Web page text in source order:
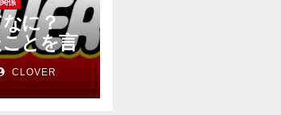
係
に？
とを言
しな
にとっ
持ちを
CLOVER